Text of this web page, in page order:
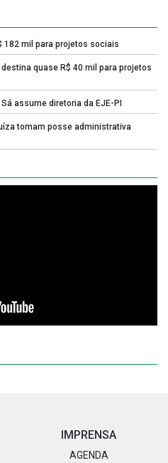
182 mil para projetos sociais
quase R$ 40 mil para projetos
assume diretoria da EJE-PI
tomam posse administrativa
IMPRENSA
AGENDA